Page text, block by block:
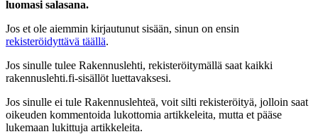
luomasi salasana.
Jos et ole aiemmin kirjautunut sisään, sinun on ensin
rekisteröidyttävä täällä.
Jos sinulle tulee Rakennuslehti, rekisteröitymällä saat kaikki
rakennuslehti.fi-sisällöt luettavaksesi.
Jos sinulle ei tule Rakennuslehteä, voit silti rekisteröityä, jolloin saat
oikeuden kommentoida lukottomia artikkeleita, mutta et pääse
lukemaan lukittuja artikkeleita.